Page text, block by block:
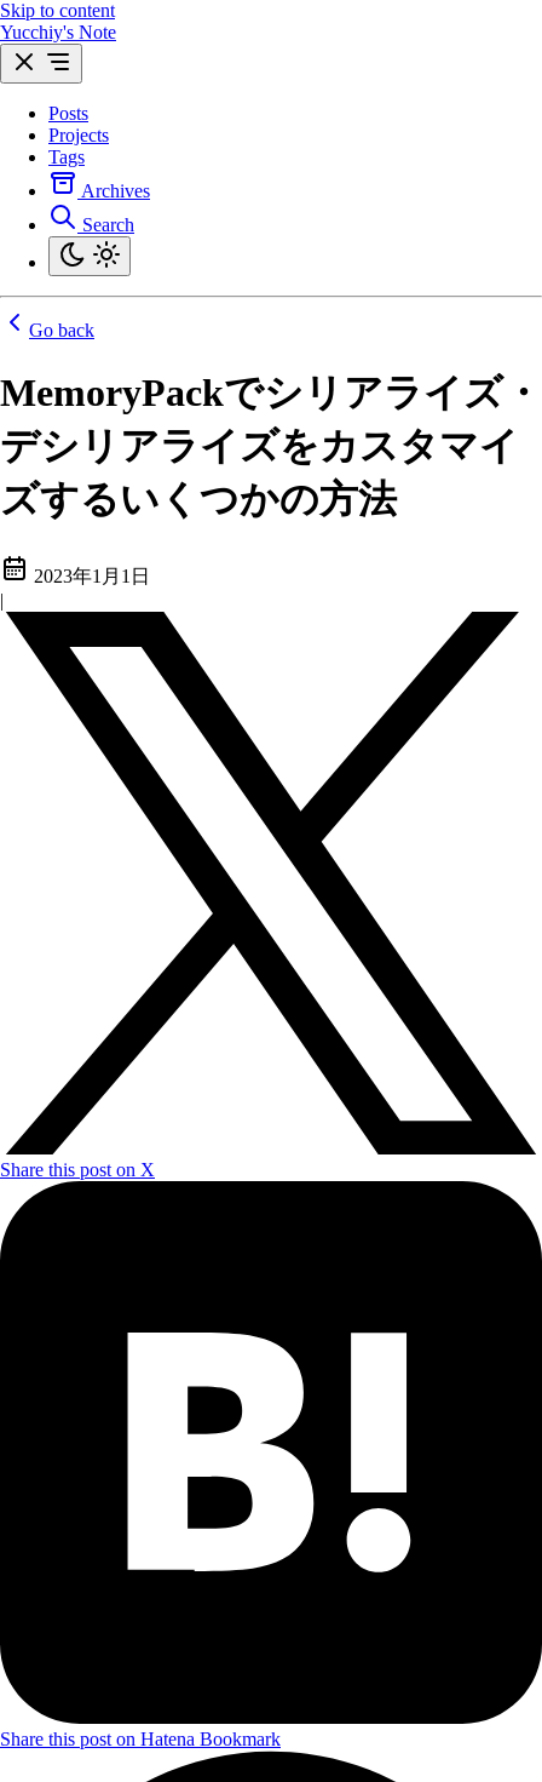
Skip to content
Yucchiy's Note
Posts
Projects
Tags
Archives
Search
Go back
MemoryPackでシリアライズ・
デシリアライズをカスタマイ
ズするいくつかの方法
2023年1月1日
|
Share this post on X
Share this post on Hatena Bookmark